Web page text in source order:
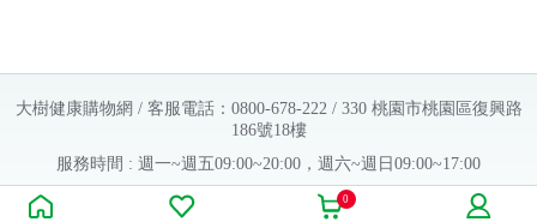
大樹健康購物網 / 客服電話：0800-678-222 / 330 桃園市桃園區復興路
186號18樓
服務時間 : 週一~週五09:00~20:00，週六~週日09:00~17:00
Copyright © 2016 大樹連鎖藥局. All Rights Reserved.
0